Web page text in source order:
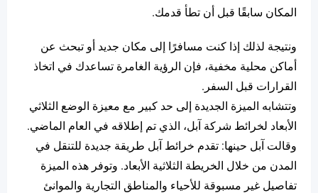
المكان سابقًا قبل أن تطأ قدمك.
ونتيجة لذلك إذا كنت مسافرًا إلى مكان جديد أو تبحث عن
أماكن محلية مخفية، فإن الرؤية الغامرة تساعدك في اتخاذ
القرارات قبل السفر.
وتتشابه الميزة الجديدة إلى حد كبير مع معيزة الوضع الثلاثي
الأبعاد لخرائط شركة آبل، الذي تم إطلاقه في العام الماضي.
وقالت آبل حينها: تقدم خرائط آبل طريقة جديدة للتنقل في
المدن من خلال الخريطة الثلاثية الأبعاد. وتوفر هذه الميزة
تفاصيل غير مسبوقة للأحياء والمناطق التجارية والموانئ